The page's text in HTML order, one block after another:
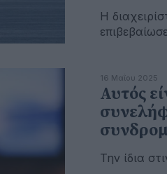
Η
16 Μαΐου 2025
Αυτός
Την ίδια